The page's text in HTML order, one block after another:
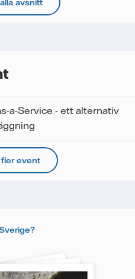
avsnitt
a-Service - ett alternativ
event